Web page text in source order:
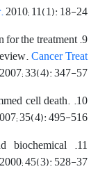
2010; 11(1): 18-24.
9.
the treatment
Cancer Treat
2007; 33(4): 347-57.
10.
cell death.
35(4): 495-516.
11.
biochemical
2000; 45(3): 528-37.